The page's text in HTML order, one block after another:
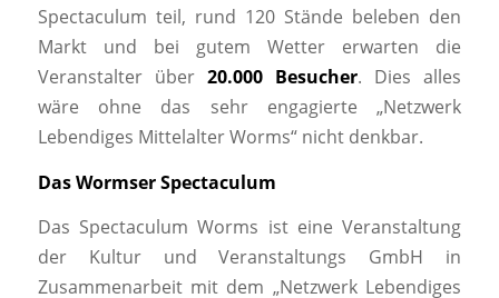
Spectaculum teil, rund 120 Stände beleben den
Markt und bei gutem Wetter erwarten die
Veranstalter über 20.000 Besucher. Dies alles
wäre ohne das sehr engagierte „Netzwerk
Lebendiges Mittelalter Worms“ nicht denkbar.
Das Wormser Spectaculum
Das Spectaculum Worms ist eine Veranstaltung
der Kultur und Veranstaltungs GmbH in
Zusammenarbeit mit dem „Netzwerk Lebendiges